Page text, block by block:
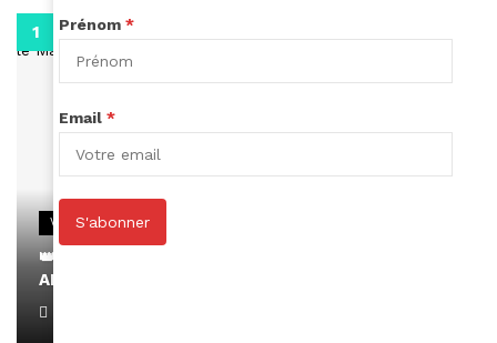
VIDEOS
👑 Remerciements à Ayden pour son message sur
AMINA, le Magazine de la Femme
Prénom *
Email *
S'abonner